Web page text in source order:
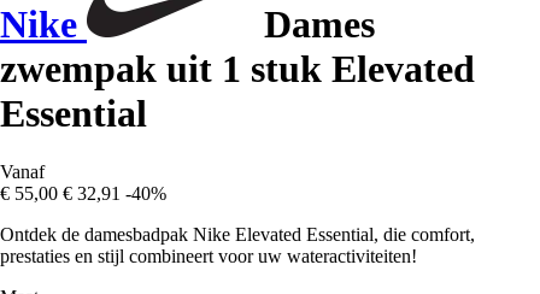
Nike
Dames
zwempak uit 1 stuk Elevated
Essential
Vanaf
€ 55,00 € 32,91 -40%
Ontdek de damesbadpak Nike Elevated Essential, die comfort,
prestaties en stijl combineert voor uw wateractiviteiten!